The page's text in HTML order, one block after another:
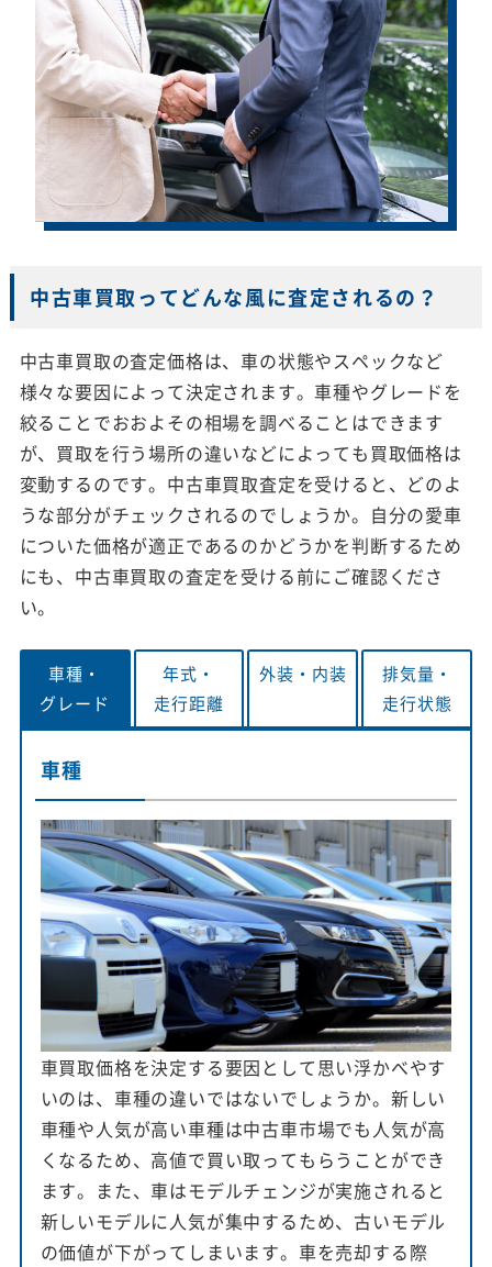
中古車買取ってどんな風に査定されるの？
中古車買取の査定価格は、車の状態やスペックなど
様々な要因によって決定されます。車種やグレードを
絞ることでおおよその相場を調べることはできます
が、買取を行う場所の違いなどによっても買取価格は
変動するのです。中古車買取査定を受けると、どのよ
うな部分がチェックされるのでしょうか。自分の愛車
についた価格が適正であるのかどうかを判断するため
にも、中古車買取の査定を受ける前にご確認くださ
い。
車種・
グレード
年式・
走行距離
外装・ 内装
排気量・
走行状態
車種
車買取価格を決定する要因として思い浮かべやす
いのは、車種の違いではないでしょうか。新しい
車種や人気が高い車種は中古車市場でも人気が高
くなるため、高値で買い取ってもらうことができ
ます。また、車はモデルチェンジが実施されると
新しいモデルに人気が集中するため、古いモデル
の価値が下がってしまいます。車を売却する際